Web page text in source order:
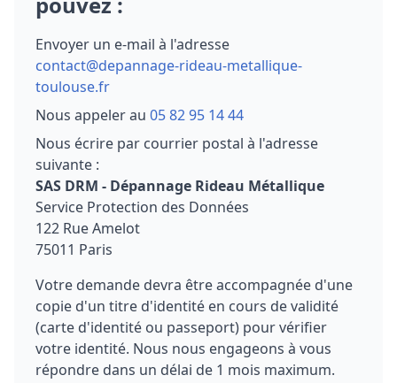
Envoyer un e-mail à l'adresse
contact@depannage-rideau-metallique-
toulouse.fr
Nous appeler au 05 82 95 14 44
Nous écrire par courrier postal à l'adresse
suivante :
SAS DRM - Dépannage Rideau Métallique
Service Protection des Données
122 Rue Amelot
75011 Paris
Votre demande devra être accompagnée d'une
copie d'un titre d'identité en cours de validité
(carte d'identité ou passeport) pour vérifier
votre identité. Nous nous engageons à vous
répondre dans un délai de 1 mois maximum.